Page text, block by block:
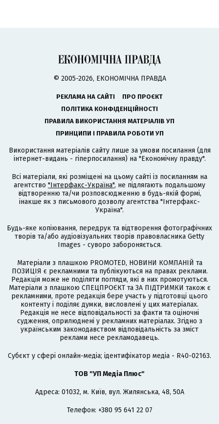
© 2005-2026, ЕКОНОМІЧНА ПРАВДА
РЕКЛАМА НА САЙТІ
ПРО ПРОЄКТ
ПОЛІТИКА КОНФІДЕНЦІЙНОСТІ
ПРАВИЛА ВИКОРИСТАННЯ МАТЕРІАЛІВ УП
ПРИНЦИПИ І ПРАВИЛА РОБОТИ УП
Використання матеріалів сайту лише за умови посилання (для
інтернет-видань - гіперпосилання) на "Економічну правду".
Всі матеріали, які розміщені на цьому сайті із посиланням на
агентство "Інтерфакс-Україна", не підлягають подальшому
відтворенню та/чи розповсюдженню в будь-якій формі,
інакше як з письмового дозволу агентства "Інтерфакс-
Україна".
Будь-яке копіювання, передрук та відтворення фотографічних
творів та/або аудіовізуальних творів правовласника Getty
Images - суворо забороняється.
Матеріали з плашкою PROMOTED, НОВИНИ КОМПАНІЙ та
ПОЗИЦІЯ є рекламними та публікуються на правах реклами.
Редакція може не поділяти погляди, які в них промотуються.
Матеріали з плашкою СПЕЦПРОЄКТ та ЗА ПІДТРИМКИ також є
рекламними, проте редакція бере участь у підготовці цього
контенту і поділяє думки, висловлені у цих матеріалах.
Редакція не несе відповідальності за факти та оціночні
судження, оприлюднені у рекламних матеріалах. Згідно з
українським законодавством відповідальність за зміст
реклами несе рекламодавець.
Cубєкт у сфері онлайн-медіа; ідентифікатор медіа - R40-02163.
ТОВ "УП Медіа Плюс"
Адреса: 01032, м. Київ, вул. Жилянська, 48, 50А
Телефон: +380 95 641 22 07